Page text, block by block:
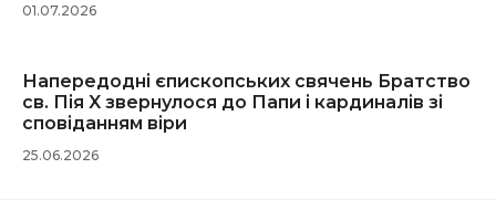
01.07.2026
Напередодні єпископських свячень Братство
св. Пія X звернулося до Папи і кардиналів зі
сповіданням віри
25.06.2026